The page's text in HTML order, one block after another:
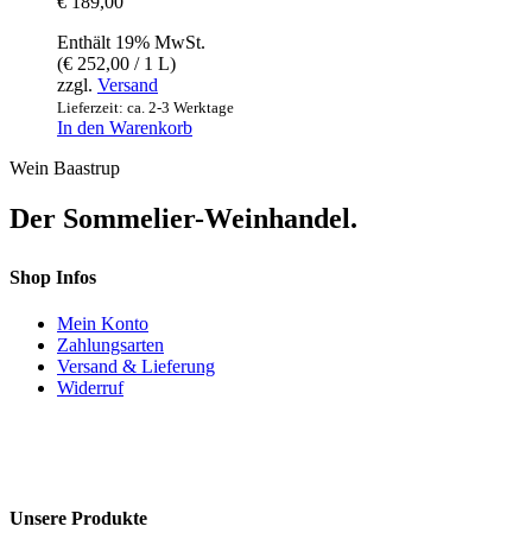
Enthält 19% MwSt.
(€ 252,00 / 1 L)
zzgl. Versand
Lieferzeit: ca. 2-3 Werktage
In den Warenkorb
Wein Baastrup
Der Sommelier-Weinhandel.
Shop Infos
Mein Konto
Zahlungsarten
Versand & Lieferung
Widerruf
Unsere Produkte